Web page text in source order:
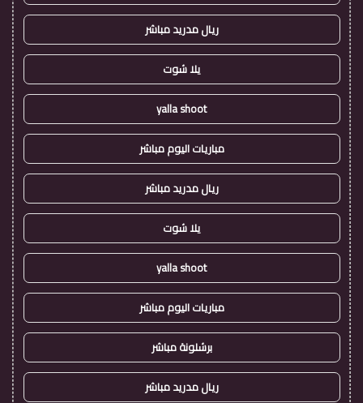
ريال مدريد مباشر
يلا شوت
yalla shoot
مباريات اليوم مباشر
ريال مدريد مباشر
يلا شوت
yalla shoot
مباريات اليوم مباشر
برشلونة مباشر
ريال مدريد مباشر